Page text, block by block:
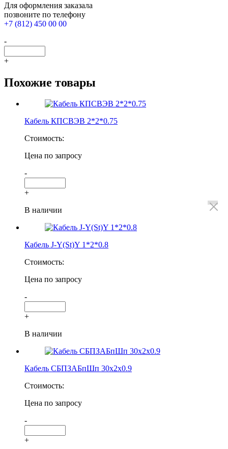
Для оформления заказала
позвоните по телефону
+7 (812) 450 00 00
-
+
Похожие товары
Кабель КПСВЭВ 2*2*0.75
Стоимость:
Цена по запросу
-
+
В наличии
Кабель J-Y(St)Y 1*2*0.8
Стоимость:
Цена по запросу
-
+
В наличии
Кабель СБПЗАБпШп 30х2х0.9
Стоимость:
Цена по запросу
-
+